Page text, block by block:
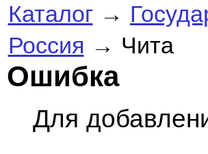
Каталог→
Россия → Чита
Ошибка
Для